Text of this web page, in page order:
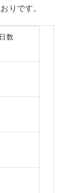
りです。
数